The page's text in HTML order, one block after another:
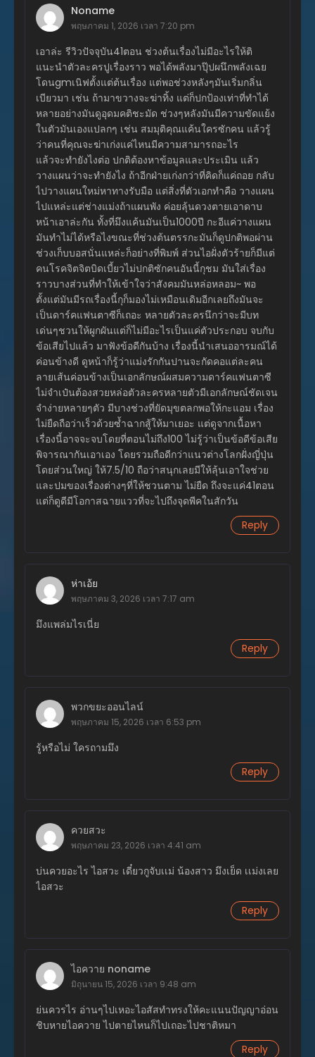
ตอนที่ 41
เมษายน 27, 2026
ตอนที่ 40
เมษายน 26, 2026
ตอนที่ 39
เมษายน 26, 2026
ตอนที่ 38
เมษายน 26, 2026
ตอนที่ 37
เมษายน 26, 2026
ตอนที่ 36
เมษายน 26, 2026
ตอนที่ 35
เมษายน 26, 2026
ตอนที่ 34
เมษายน 26, 2026
ตอนที่ 33
เมษายน 26, 2026
ตอนที่ 32
เมษายน 26, 2026
ตอนที่ 31
เมษายน 26, 2026
ตอนที่ 30
เมษายน 26, 2026
ตอนที่ 28
เมษายน 26, 2026
เมษายน 26, 2026
เมษายน 26, 2026
ตอนที่ 23
เมษายน 26, 2026
ตอนที่ 21
เมษายน 26, 2026
ตอนที่ 20
เมษายน 26, 2026
เมษายน 26, 2026
เมษายน 26, 2026
Noname
พฤษภาคม 1, 2026 เวลา 7:20 pm
เอาล่ะ รีวิวปัจจุบัน41ตอน ช่วงต้นเรื่องไม่มีอะไรให้ติ
แนะนำตัวละครปูเรื่องราว พอได้พลังมาปุ๊ปผนึกพลังเฉย
โดนgmเนิฟตั้งแต่ต้นเรื่อง แต่พอช่วงหลังๆมันเริ่มกลิ่น
เบียวมา เช่น ถ้ามาขวางจะฆ่าทิ้ง แต่ก็ปกป้องเท่าที่ทำได้
หลายอย่างมันดูอุดมคติชะมัด ช่วงๆหลังมันมีความขัดแย้ง
ในตัวมันเองแปลกๆ เช่น สมมุติคุณแค้นใครซักคน แล้วรู้
ว่าคนที่คุณจะฆ่าเก่งแค่ไหนมีความสามารถอะไร
แล้วจะทำยังไงต่อ ปกติต้องหาข้อมูลและประเมิน แล้ว
วางแผนว่าจะทำยังไง ถ้าอีกฝ่ายเก่งกว่าที่คิดก็แค่ถอย กลับ
ไปวางแผนใหม่หาทางรับมือ แต่สิ่งที่ตัวเอกทำคือ วางแผน
ไปแหล่ะแต่ช่างแม่งถ้าแผนพัง ค่อยลุ้นดวงตายเอาดาบ
หน้าเอาล่ะกัน ทั้งที่มึงแค้นมันเป็น1000ปี กะอีแค่วางแผน
มันทำไม่ได้หรือไงขณะที่ช่วงต้นตรรกะมันก็ดูปกติพอผ่าน
ช่วงเก็บบอสนั่นแหล่ะก็อย่างที่พิมพ์ ส่วนไอฝั่งตัวร้ายก็มีแต่
คนโรคจิตจิตบิดเบี้ยวไม่ปกติซักคนอันนี้กุชม มันใส่เรื่อง
ราวบางส่วนที่ทำให้เข้าใจว่าสังคมมันหล่อหลอม~ พอ
ตั้งแต่มันมีรถเรื่องนี้กุก็มองไม่เหมือนเดิมอีกเลยถึงมันจะ
เป็นดาร์คแฟนตาซีก็เถอะ หลายตัวละครนึกว่าจะมีบท
เด่นๆชวนให้ผูกผันแต่ก็ไม่มีอะไรเป็นแค่ตัวประกอบ จบกับ
ข้อเสียไปแล้ว มาฟังข้อดีกันบ้าง เรื่องนี้นำเสนออารมณ์ได้
ค่อนข้างดี ดูหน้าก็รู้ว่าแม่งรักกันปานจะกัดคอแต่ละคน
ลายเส้นค่อนข้างเป็นเอกลักษณ์ผสมความดาร์คแฟนตาซี
ไม่จำเป๋นต้องสวยหล่อตัวละครหลายตัวมีเอกลักษณ์ชัดเจน
จำง่ายหลายๆตัว มีบางช่วงที่ยัดมุขตลกพอให้กะแอม เรื่อง
ไม่ยืดถือว่าเร็วด้วยซ้ำฉากสู้ให้มาเยอะ แต่ดูจากเนื้อหา
เรื่องนี้อาจจะจบโดยที่ตอนไม่ถึง100 ไม่รู้ว่าเป็นข้อดีข้อเสีย
พิจารณากันเอาเอง โดยรวมถือดีกว่าแนวต่างโลกฝั่งญี่ปุ่น
โดยส่วนใหญ่ ให้7.5/10 ถือว่าสนุกเลยมีให้ลุ้นเอาใจช่วย
และปมของเรื่องต่างๆที่ให้ชวนตาม ไม่ยืด ถึงจะแค่41ตอน
แต่ก็ดูดีมีโอกาสฉายแววที่จะไปถึงจุดพีคในสักวัน
Reply
ห่าเอ้ย
พฤษภาคม 3, 2026 เวลา 7:17 am
มึงแพล่มไรเนี่ย
Reply
พวกขยะออนไลน์
พฤษภาคม 15, 2026 เวลา 6:53 pm
รู้หรือไม่ ใครถามมึง
Reply
ควยสวะ
พฤษภาคม 23, 2026 เวลา 4:41 am
บ่นควยอะไร ไอสวะ เดี๋ยวกูจับเเม่ น้องสาว มึงเย็ด เเม่งเลย
ไอสวะ
Reply
ไอควาย noname
มิถุนายน 15, 2026 เวลา 9:48 am
ย่นควรไร อ่านๆไปเหอะไอสัสทำทรงให้คะแนนปัญญาอ่อน
ชิบหายไอควาย ไปตายไหนก็ไปเถอะไปชาติหมา
Reply